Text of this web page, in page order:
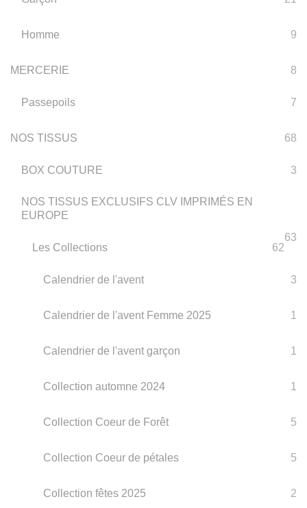
Homme 9
MERCERIE 8
Passepoils 7
NOS TISSUS 68
BOX COUTURE 3
NOS TISSUS EXCLUSIFS CLV IMPRIMÉS EN
EUROPE
63
Les Collections
62
Calendrier de l'avent 3
Calendrier de l'avent Femme 2025 1
Calendrier de l'avent garçon 1
Collection automne 2024 1
Collection Coeur de Forêt 5
Collection Coeur de pétales 5
Collection fêtes 2025 2